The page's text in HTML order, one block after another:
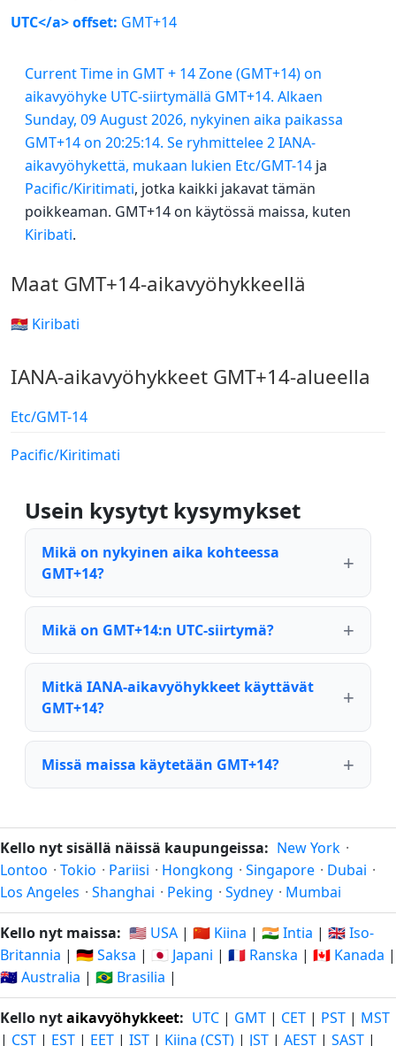
UTC</a> offset: GMT+14
Current Time in GMT + 14 Zone (GMT+14) on
aikavyöhyke UTC-siirtymällä GMT+14. Alkaen
Sunday, 09 August 2026, nykyinen aika paikassa
GMT+14 on 20:25:14. Se ryhmittelee 2 IANA-
aikavyöhykettä, mukaan lukien Etc/GMT-14 ja
Pacific/Kiritimati, jotka kaikki jakavat tämän
poikkeaman. GMT+14 on käytössä maissa, kuten
Kiribati.
Maat GMT+14-aikavyöhykkeellä
🇰🇮 Kiribati
IANA-aikavyöhykkeet GMT+14-alueella
Etc/GMT-14
Pacific/Kiritimati
Usein kysytyt kysymykset
Mikä on nykyinen aika kohteessa
GMT+14?
Mikä on GMT+14:n UTC-siirtymä?
Mitkä IANA-aikavyöhykkeet käyttävät
GMT+14?
Missä maissa käytetään GMT+14?
Kello nyt sisällä näissä kaupungeissa: New York ·
Lontoo · Tokio · Pariisi · Hongkong · Singapore · Dubai ·
Los Angeles · Shanghai · Peking · Sydney · Mumbai
Kello nyt maissa: 🇺🇸 USA | 🇨🇳 Kiina | 🇮🇳 Intia | 🇬🇧 Iso-
Britannia | 🇩🇪 Saksa | 🇯🇵 Japani | 🇫🇷 Ranska | 🇨🇦 Kanada |
🇦🇺 Australia | 🇧🇷 Brasilia |
Kello nytaikavyöhykkeet: UTC | GMT | CET | PST | MST
| CST | EST | EET | IST | Kiina (CST) | JST | AEST | SAST |